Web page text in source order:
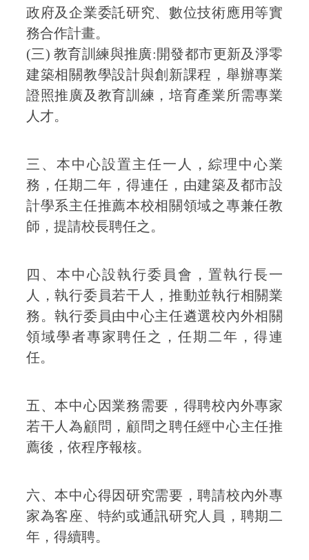
政府及企業委託研究、數位技術應用等實
務合作計畫。
(三) 教育訓練與推廣:開發都市更新及淨零
建築相關教學設計與創新課程，舉辦專業
證照推廣及教育訓練，培育產業所需專業
人才。
三、本中心設置主任一人，綜理中心業
務，任期二年，得連任，由建築及都市設
計學系主任推薦本校相關領域之專兼任教
師，提請校長聘任之。
四、本中心設執行委員會，置執行長一
人，執行委員若干人，推動並執行相關業
務。執行委員由中心主任遴選校內外相關
領域學者專家聘任之，任期二年，得連
任。
五、本中心因業務需要，得聘校內外專家
若干人為顧問，顧問之聘任經中心主任推
薦後，依程序報核。
六、本中心得因研究需要，聘請校內外專
家為客座、特約或通訊研究人員，聘期二
年，得續聘。